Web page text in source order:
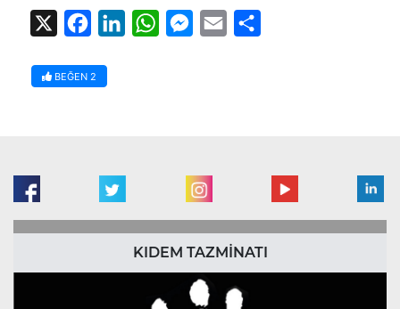
FacebookLinkedInWhatsAppMessenger
Email
BEĞEN 2
KIDEM TAZMİNATI